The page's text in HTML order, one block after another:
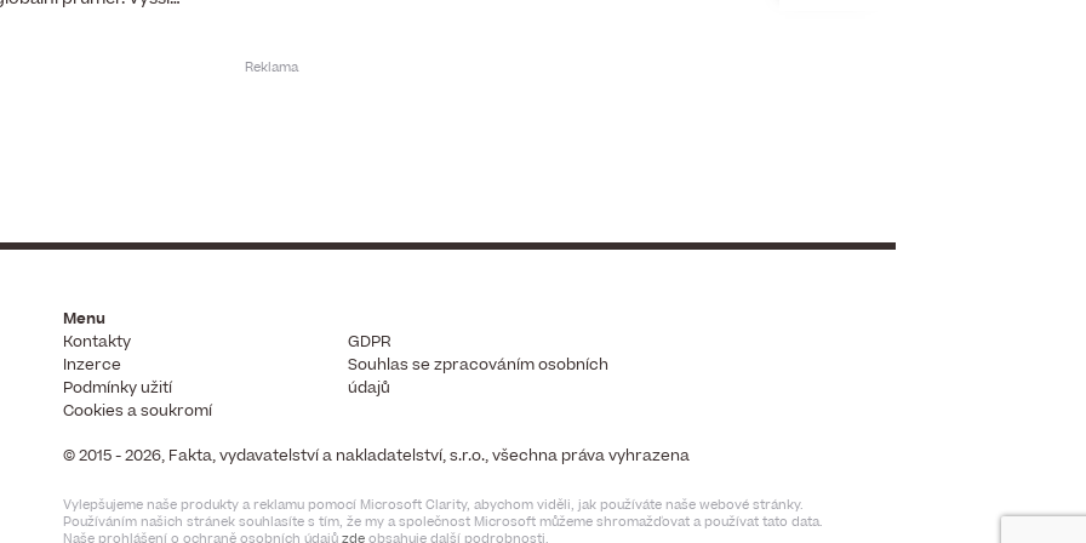
Menu
Kontakty
Inzerce
Podmínky užití
Cookies a soukromí
GDPR
Souhlas se zpracováním osobních
údajů
© 2015 - 2026, Fakta, vydavatelství a nakladatelství, s.r.o., všechna práva vyhrazena
Vylepšujeme naše produkty a reklamu pomocí Microsoft Clarity, abychom viděli, jak používáte naše webové stránky.
Používáním našich stránek souhlasíte s tím, že my a společnost Microsoft můžeme shromažďovat a používat tato data.
Naše prohlášení o ochraně osobních údajůzde obsahuje další podrobnosti.